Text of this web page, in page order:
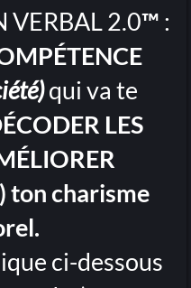
VERBAL 2.0™ :
qui va te
LES
ton charisme
ci-dessous